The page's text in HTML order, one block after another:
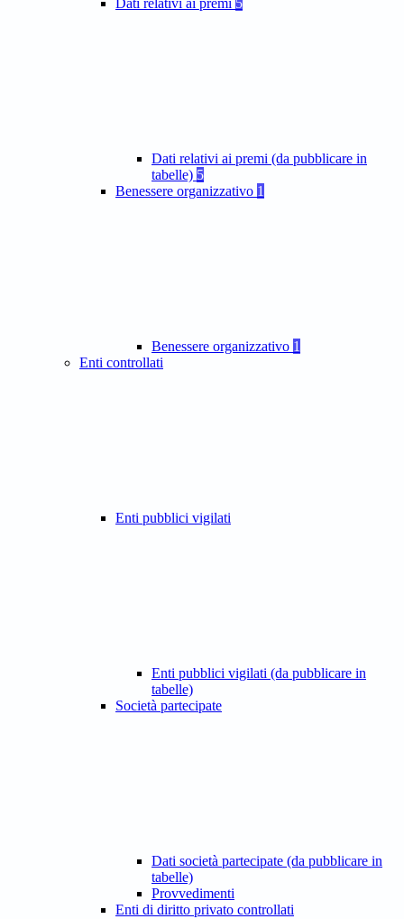
Dati relativi ai premi 5
Dati relativi ai premi (da pubblicare in
tabelle) 5
Benessere organizzativo 1
Benessere organizzativo 1
Enti controllati
Enti pubblici vigilati
Enti pubblici vigilati (da pubblicare in
tabelle)
Società partecipate
Dati società partecipate (da pubblicare in
tabelle)
Provvedimenti
Enti di diritto privato controllati